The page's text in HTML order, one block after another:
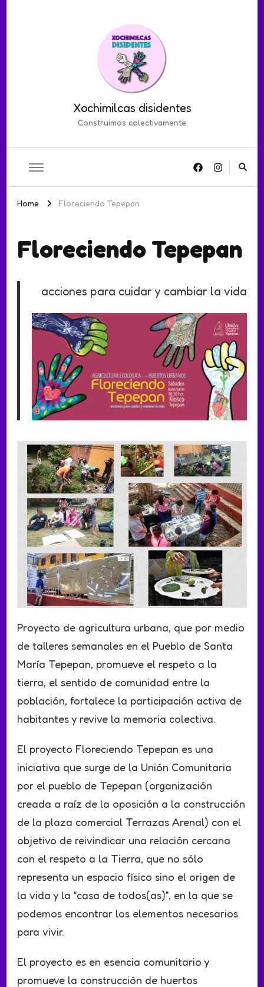
Xochimilcas disidentes
Construimos colectivamente
Home Floreciendo Tepepan
Floreciendo Tepepan
acciones para cuidar y cambiar la vida
Proyecto de agricultura urbana, que por medio
de talleres semanales en el Pueblo de Santa
María Tepepan, promueve el respeto a la
tierra, el sentido de comunidad entre la
población, fortalece la participación activa de
habitantes y revive la memoria colectiva.
El proyecto Floreciendo Tepepan es una
iniciativa que surge de la Unión Comunitaria
por el pueblo de Tepepan (organización
creada a raíz de la oposición a la construcción
de la plaza comercial Terrazas Arenal) con el
objetivo de reivindicar una relación cercana
con el respeto a la Tierra, que no sólo
representa un espacio físico sino el origen de
la vida y la “casa de todos(as)”, en la que se
podemos encontrar los elementos necesarios
para vivir.
El proyecto es en esencia comunitario y
promueve la construcción de huertos